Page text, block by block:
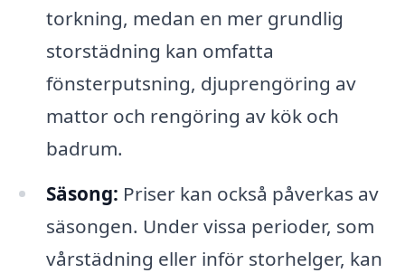
torkning, medan en mer grundlig
storstädning kan omfatta
fönsterputsning, djuprengöring av
mattor och rengöring av kök och
badrum.
Säsong: Priser kan också påverkas av
säsongen. Under vissa perioder, som
vårstädning eller inför storhelger, kan